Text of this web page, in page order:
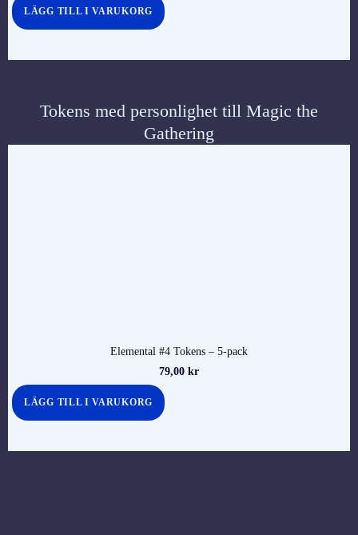
LÄGG TILL I VARUKORG
Tokens med personlighet till Magic the
Gathering
Elemental #4 Tokens – 5-pack
79,00 kr
LÄGG TILL I VARUKORG